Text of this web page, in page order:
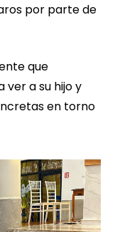
por parte de
que
ver a su hijo y
en torno